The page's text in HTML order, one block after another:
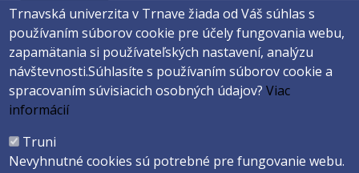
Footer
menu
3
Katalóg knižnice
Telefónny zoznam
Trnavská univerzita
Footer
menu
4
E-shop
Facebook
Instagram
Youtube
Päta
Trnavská univerzita v Trnave žiada od Váš súhlas s
používaním súborov cookie pre účely fungovania webu,
zapamätania si používateľských nastavení, analýzu
návštevnosti.Súhlasíte s používaním súborov cookie a
spracovaním súvisiacich osobných údajov?Viac
informácií
Truni
Nevyhnutné cookies sú potrebné pre fungovanie webu.